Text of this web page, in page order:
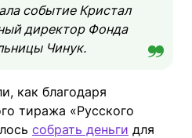
событие Кристал
директор Фонда
Чинук.
как благодаря
тиража «Русского
собрать деньги для